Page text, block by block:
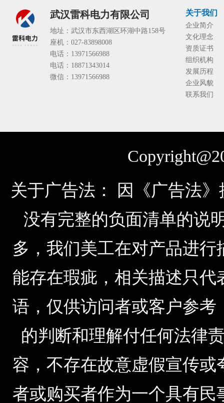
武汉雷科电力有限公司
地址：武汉市东西湖区环湖中路158号
座机：027-83898008
电话：13971566988
电话：18871343014
微信：13971566988
关于我们
企业简介
文化理念
资质证书
组织机构
发展历程
企业风貌
联系我们
关于广告法： 因《广告法
没有完整的负面清单的说
多，我们美工在对产品进
能存在瑕疵，相关描述只
语，仅供访问者或客户参
的判断和理解付任何法律
容，不存在故意虚假宣传
者或购买者作为一个具有